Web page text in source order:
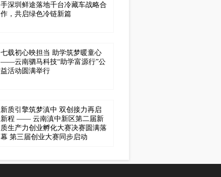
手深圳鲜途落地千台冷藏车战略合
作，共启绿色冷链新篇
七载初心映担当 助学筑梦暖童心
——云南驷马科技“助学富源行”公
益活动圆满举行
新质引擎筑梦滇中 双创接力再启
新程 —— 云南滇中新区第二届新
质生产力创业孵化大赛决赛圆满落
幕 第三届创业大赛同步启动